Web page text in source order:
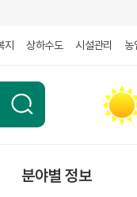
지 상하수도 시설관리 농
분야별 정보